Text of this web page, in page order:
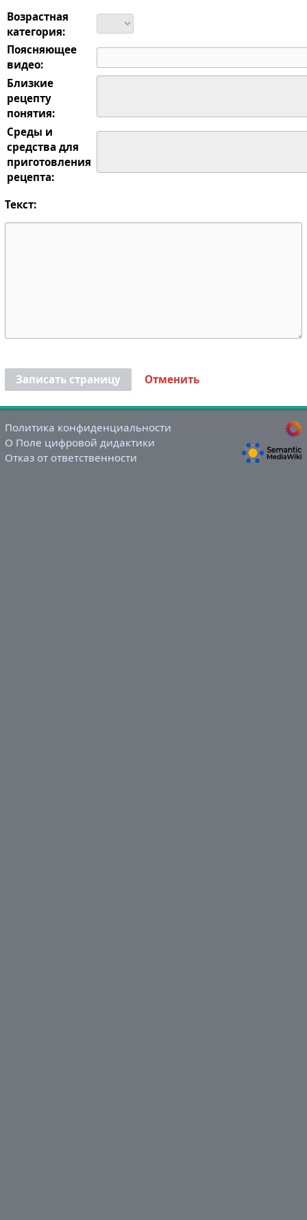
Возрастная
категория:
Поясняющее
видео:
Близкие
рецепту
понятия:
Среды и
средства для
приготовления
рецепта:
Текст:
Записать страницу Отменить
Политика конфиденциальности
О Поле цифровой дидактики
Отказ от ответственности